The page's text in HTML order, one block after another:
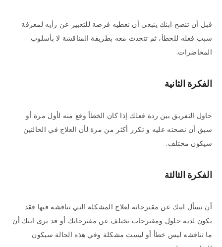
قبل أن تنصح ابنك ينبغي أن نعطيه فرصة للتعبير عن رأيه لمعرفة
سبب فعله للخطأ، ثم تتحدث معه بطريقة المناقشة لا بأسلوب
المحاضرات.
الفكرة الثانية
حاول التفريق بين ردة فعلك إذا كان الخطأ وقع منه لأول مرة أو
سبق أن نصحته عليه و تكرر أكثر من مرة لأن العلاج في الحالتين
سيكون مختلف.
الفكرة الثالثة
أن تسأل ابنك عن مقترحاته لعلاج المشكلة التي تناقشه فيها فقد
يكون لديه حلول ومقترحات تختلف عن مقترحاتك أو قد يرى ابنك أن
ما تناقشه ليس خطأ أو ليست مشكلة وفي هذه الحالة سيكون